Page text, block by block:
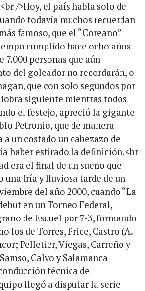
/>Hoy, el país habla solo de
todavía muchos recuerdan
famoso, que el “Coreano”
cumplido hace ocho años
7.000 personas que aún
del goleador no recordarán, o
que con solo segundos por
siguiente mientras todos
el festejo, apreció la gigante
Petronio, que de manera
a un costado un cabezazo de
haber estirado la definición.<br
era el final de un sueño que
una fría y lluviosa tarde de un
del año 2000, cuando “La
en un Torneo Federal,
de Esquel por 7-3, formando
los de Torres, Price, Castro (A.
Pelletier, Viegas, Carreño y
Calvo y Salamanca
técnica de
llegó a disputar la serie